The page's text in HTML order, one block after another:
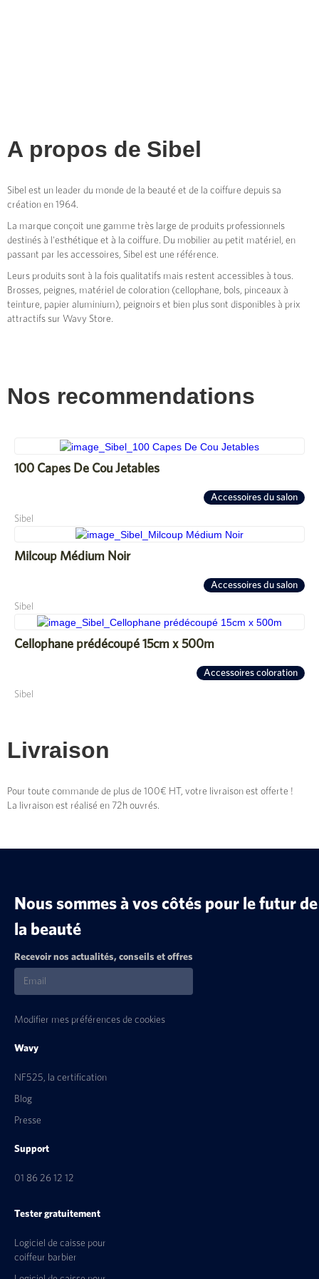
A propos de Sibel
Sibel est un leader du monde de la beauté et de la coiffure depuis sa
création en 1964.
La marque conçoit une gamme très large de produits professionnels
destinés à l'esthétique et à la coiffure. Du mobilier au petit matériel, en
passant par les accessoires, Sibel est une référence.
Leurs produits sont à la fois qualitatifs mais restent accessibles à tous.
Brosses, peignes, matériel de coloration (cellophane, bols, pinceaux à
teinture, papier aluminium), peignoirs et bien plus sont disponibles à prix
attractifs sur Wavy Store.
Nos recommendations
100 Capes De Cou Jetables
Accessoires du salon
Sibel
Milcoup Médium Noir
Accessoires du salon
Sibel
Cellophane prédécoupé 15cm x 500m
Accessoires coloration
Sibel
Livraison
Pour toute commande de plus de 100€ HT, votre livraison est offerte !
La livraison est réalisé en 72h ouvrés.
Nous sommes à vos côtés pour le futur de
la beauté
Recevoir nos actualités, conseils et offres
Modifier mes préférences de cookies
Wavy
NF525, la certification
Blog
Presse
Support
01 86 26 12 12
Tester gratuitement
Logiciel de caisse pour
coiffeur barbier